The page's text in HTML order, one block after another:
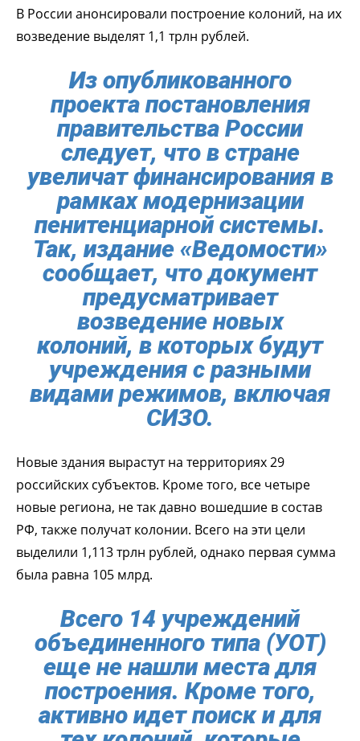
В России анонсировали построение колоний, на их
возведение выделят 1,1 трлн рублей.
Из опубликованного
проекта постановления
правительства России
следует, что в стране
увеличат финансирования в
рамках модернизации
пенитенциарной системы.
Так, издание «Ведомости»
сообщает, что документ
предусматривает
возведение новых
колоний, в которых будут
учреждения с разными
видами режимов, включая
СИЗО.
Новые здания вырастут на территориях 29
российских субъектов. Кроме того, все четыре
новые региона, не так давно вошедшие в состав
РФ, также получат колонии. Всего на эти цели
выделили 1,113 трлн рублей, однако первая сумма
была равна 105 млрд.
Всего 14 учреждений
объединенного типа (УОТ)
еще не нашли места для
построения. Кроме того,
активно идет поиск и для